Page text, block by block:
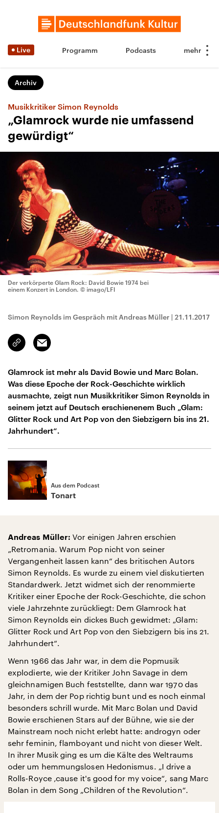
Live Programm Podcasts
Archiv
Musikkritiker Simon Reynolds
„Glamrock wurde nie umfassend
gewürdigt“
Der verkörperte Glam Rock: David Bowie 1974 bei
einem Konzert in London. © imago/LFI
Simon Reynolds im Gespräch mit Andreas Müller | 21.11.2017
Link
kopieren/teilen
Email
Glamrock ist mehr als David Bowie und Marc Bolan.
Was diese Epoche der Rock-Geschichte wirklich
ausmachte, zeigt nun Musikkritiker Simon Reynolds in
seinem jetzt auf Deutsch erschienenem Buch „Glam:
Glitter Rock und Art Pop von den Siebzigern bis ins 21.
Jahrhundert“.
Aus dem Podcast
Tonart
Andreas Müller: Vor einigen Jahren erschien
„Retromania. Warum Pop nicht von seiner
Vergangenheit lassen kann“ des britischen Autors
Simon Reynolds. Es wurde zu einem viel diskutierten
Standardwerk. Jetzt widmet sich der renommierte
Kritiker einer Epoche der Rock-Geschichte, die schon
viele Jahrzehnte zurückliegt: Dem Glamrock hat
Simon Reynolds ein dickes Buch gewidmet: „Glam:
Glitter Rock und Art Pop von den Siebzigern bis ins 21.
Jahrhundert“.
Wenn 1966 das Jahr war, in dem die Popmusik
explodierte, wie der Kritiker John Savage in dem
gleichnamigen Buch feststellte, dann war 1970 das
Jahr, in dem der Pop richtig bunt und es noch einmal
besonders schrill wurde. Mit Marc Bolan und David
Bowie erschienen Stars auf der Bühne, wie sie der
Mainstream noch nicht erlebt hatte: androgyn oder
sehr feminin, flamboyant und nicht von dieser Welt.
In ihrer Musik ging es um die Kälte des Weltraums
oder um hemmungslosen Hedonismus. „I drive a
Rolls-Royce ‚cause it's good for my voice“, sang Marc
Bolan in dem Song „Children of the Revolution“.